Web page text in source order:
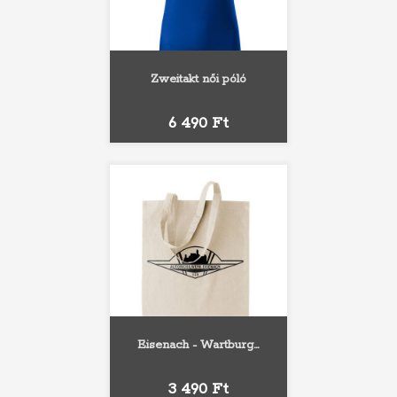
Zweitakt női póló
Ár
6 490 Ft
Eisenach - Wartburg...
Ár
3 490 Ft